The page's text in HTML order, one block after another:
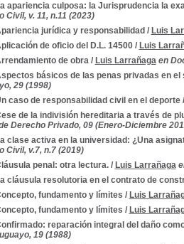
apariencia culposa: la Jurisprudencia la
Civil, v. 11, n.11 (2023)
jurídica y responsabilidad / Luis
de oficio del D.L. 14500/ Luis
de obra/ Luis Larrañaga en
básicos de las penas privadas en
29 (1998)
caso de responsabilidad civil en el deporte/
de la indivisión hereditaria a través de
Derecho Privado, 09 (Enero-Diciembre
clase activa en la universidad: ¿Una
Civil, v.7, n.7 (2019)
penal: otra lectura./ Luis Larrañaga
cláusula resolutoria en el contrato de
fundamento y límites / Luis
fundamento y límites / Luis
reparación integral del daño
19 (1988)